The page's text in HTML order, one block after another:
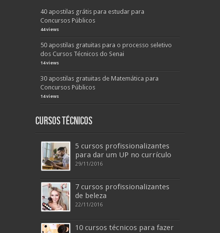
40 apostilas grátis para estudar para
Concursos Públicos
44 views
50 apostilas gratuitas para o processo seletivo
dos Cursos Técnicos do Senai
14 views
30 apostilas gratuitas de Matemática para
Concursos Públicos
14 views
Cursos Técnicos
5 cursos profissionalizantes
para dar um UP no currículo
29/11/2016
7 cursos profissionalizantes
de beleza
22/11/2016
10 cursos técnicos para fazer